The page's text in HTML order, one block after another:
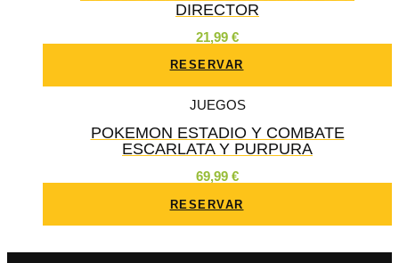
DIRECTOR
21,99 €
RESERVAR
JUEGOS
POKEMON ESTADIO Y COMBATE
ESCARLATA Y PURPURA
69,99 €
RESERVAR